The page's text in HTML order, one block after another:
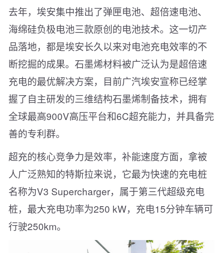
去年，埃安集中推出了弹匣电池、超倍速电池、
海绵硅负极电池三款原创的电池技术。这一切产
品落地，都是埃安长久以来对电池充电效率的不
断挖掘的成果。石墨烯材料被广泛认为是超倍速
充电的最优解决方案，目前广汽埃安宣称已经掌
握了自主研发的三维结构石墨烯制备技术，拥有
全球最高900V高压平台和6C超充能力，并具备完
善的专利群。
超充的核心竞争力是效率，补能速度方面，拿被
人广泛熟知的特斯拉来说，它最为快速的充电桩
名称为V3 Supercharger，属于第三代超级充电
桩，最大充电功率为250 kW，充电15分钟车辆可
行驶250km。